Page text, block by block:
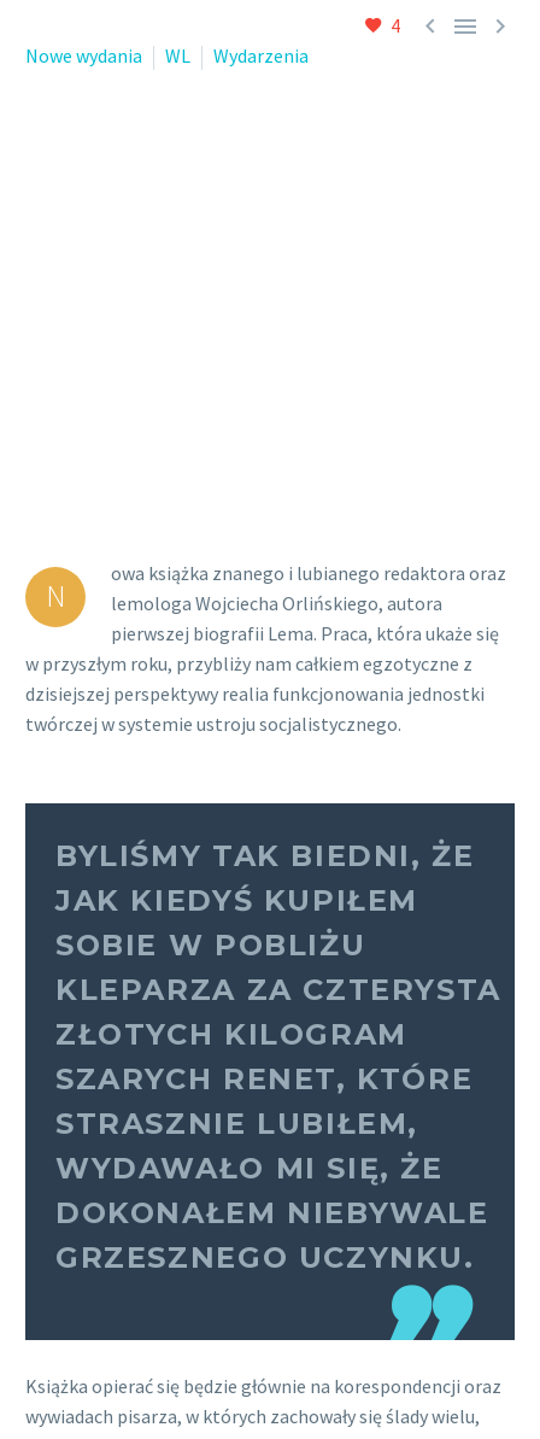
4   
Nowe wydania WL Wydarzenia
N
owa książka znanego i lubianego redaktora oraz
lemologa Wojciecha Orlińskiego, autora
pierwszej biografii Lema. Praca, która ukaże się
w przyszłym roku, przybliży nam całkiem egzotyczne z
dzisiejszej perspektywy realia funkcjonowania jednostki
twórczej w systemie ustroju socjalistycznego.
BYLIŚMY TAK BIEDNI, ŻE
JAK KIEDYŚ KUPIŁEM
SOBIE W POBLIŻU
KLEPARZA ZA CZTERYSTA
ZŁOTYCH KILOGRAM
SZARYCH RENET, KTÓRE
STRASZNIE LUBIŁEM,
WYDAWAŁO MI SIĘ, ŻE
DOKONAŁEM NIEBYWALE
GRZESZNEGO UCZYNKU.
Książka opierać się będzie głównie na korespondencji oraz
wywiadach pisarza, w których zachowały się ślady wielu,